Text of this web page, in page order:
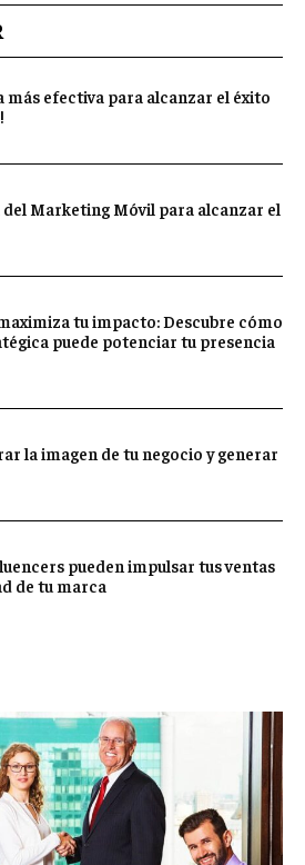
más efectiva para alcanzar el éxito
Marketing Móvil para alcanzar el
tu impacto: Descubre cómo
puede potenciar tu presencia
la imagen de tu negocio y generar
pueden impulsar tus ventas
de tu marca